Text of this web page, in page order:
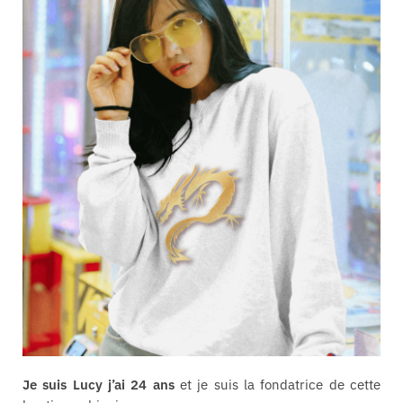
Je suis Lucy j’ai 24 anset je suis la fondatrice de cette